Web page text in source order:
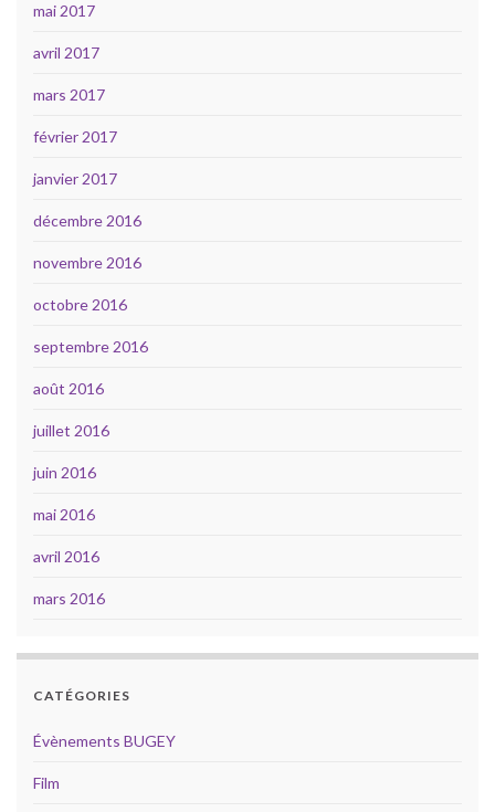
mai 2017
avril 2017
mars 2017
février 2017
janvier 2017
décembre 2016
novembre 2016
octobre 2016
septembre 2016
août 2016
juillet 2016
juin 2016
mai 2016
avril 2016
mars 2016
CATÉGORIES
Évènements BUGEY
Film